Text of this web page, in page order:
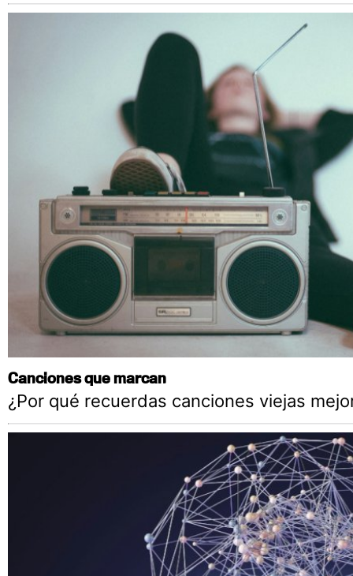
Canciones que marcan
¿Por qué recuerdas canciones viejas